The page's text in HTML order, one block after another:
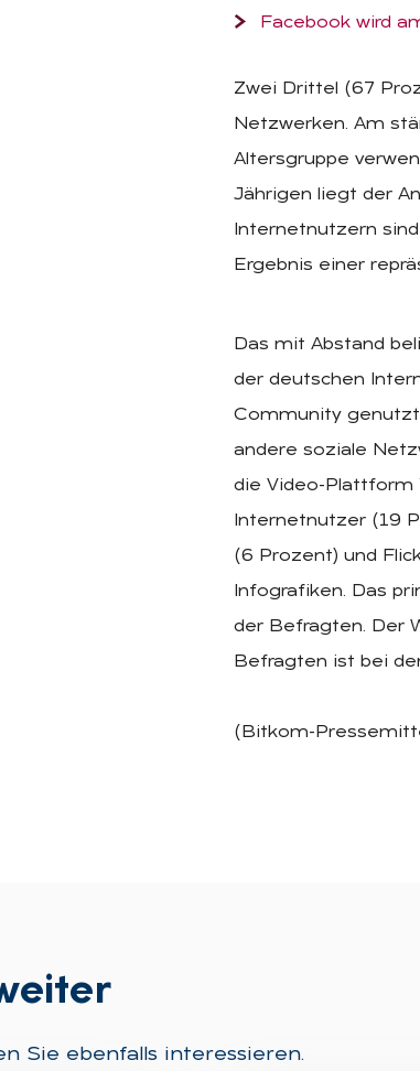
Facebook wird
Zwei Drittel (67
Netzwerken. Am
Altersgruppe
Jährigen liegt der
Internetnutzern
Ergebnis einer
Das mit Abstand
der deutschen
Community
andere soziale
die Video-Plattform
Internetnutzer (19
(6 Prozent) und
Infografiken. Das
der Befragten. Der
Befragten ist bei
(Bitkom-
Sie ebenfalls interessieren.